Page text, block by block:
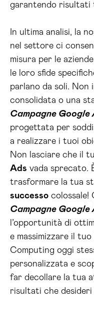
garantendo risultati
In ultima analisi, la
nel settore ci
misura per le
le loro sfide
parlano da soli. Non
consolidata o una
Campagne Google
progettata per
a realizzare i tuoi
Non lasciare che il
Ads vada sprecato.
trasformare la tua
successo colossale!
Campagne Google
l’opportunità di
e massimizzare il tuo
Computing oggi
personalizzata e
far decollare la tua
risultati che desideri